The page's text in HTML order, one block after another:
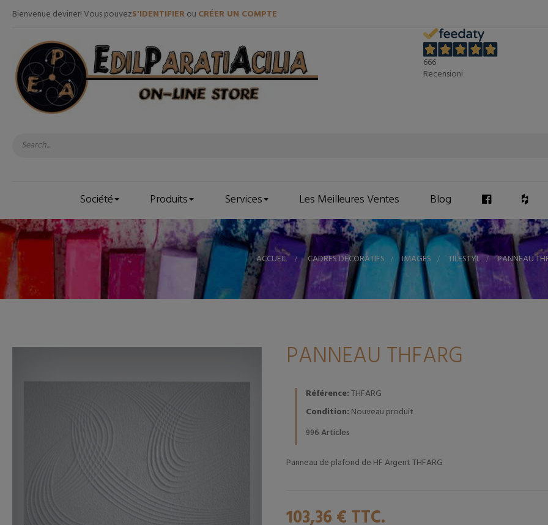
Bienvenue deviner! Vous pouvezS'IDENTIFIERou CRÉER UN COMPTE
666
Recensioni
Société Produits Services Les Meilleures Ventes Blog
ACCUEIL > CADRES DÉCORATIFS > IMAGES > TILESTYL > PANNEAU
PANNEAU THFARG
Référence:THFARG
Condition: Nouveau produit
996Articles
Panneau de plafond de HF Argent THFARG
103,36 € TTC.